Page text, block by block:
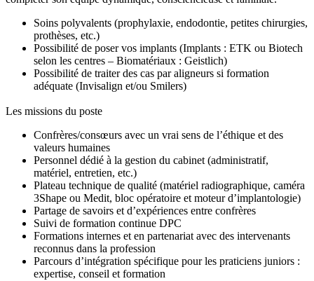
Soins polyvalents (prophylaxie, endodontie, petites chirurgies,
prothèses, etc.)
Possibilité de poser vos implants (Implants : ETK ou Biotech
selon les centres – Biomatériaux : Geistlich)
Possibilité de traiter des cas par aligneurs si formation
adéquate (Invisalign et/ou Smilers)
Les missions du poste
Confrères/consœurs avec un vrai sens de l’éthique et des
valeurs humaines
Personnel dédié à la gestion du cabinet (administratif,
matériel, entretien, etc.)
Plateau technique de qualité (matériel radiographique, caméra
3Shape ou Medit, bloc opératoire et moteur d’implantologie)
Partage de savoirs et d’expériences entre confrères
Suivi de formation continue DPC
Formations internes et en partenariat avec des intervenants
reconnus dans la profession
Parcours d’intégration spécifique pour les praticiens juniors :
expertise, conseil et formation